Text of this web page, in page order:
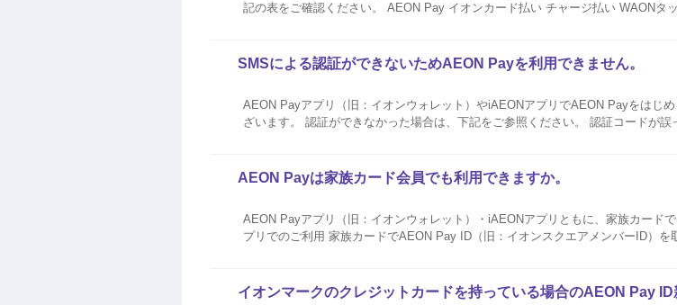
記の表をご確認ください。 AEON Pay イオンカード払い チャージ払い WAONタッチ WAON POINT利用 お客さま感謝デー 〇
SMSによる認証ができないためAEON Payを利用できません。
AEON Payアプリ（旧：イオンウォレット）やiAEONアプリでAEON Payをはじ
ざいます。 認証ができなかった場合は、下記をご参照ください。 認証コードが誤っている SMSで送信された認証コードを、認
AEON Payは家族カード会員でも利用できますか。
AEON Payアプリ（旧：イオンウォレット）・iAEONアプリともに、家族カード
プリでのご利用 家族カードでAEON Pay ID（旧：イオンスクエアメンバーID）を取得のうえ、AEON Payアプリへログインく
イオンマークのクレジットカードを持っている場合のAEON Pay ID